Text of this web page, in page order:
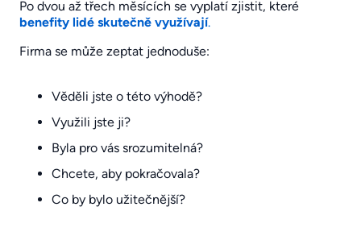
Po dvou až třech měsících se vyplatí zjistit, které
benefity lidé skutečně využívají.
Firma se může zeptat jednoduše:
Věděli jste o této výhodě?
Využili jste ji?
Byla pro vás srozumitelná?
Chcete, aby pokračovala?
Co by bylo užitečnější?